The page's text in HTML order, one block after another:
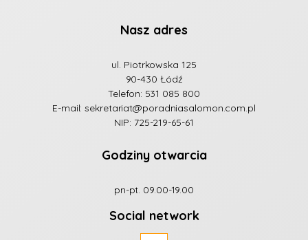
Nasz adres
ul. Piotrkowska 125
90-430 Łódź
Telefon: 531 085 800
E-mail:sekretariat@poradniasalomon.com.pl
NIP: 725-219-65-61
Godziny otwarcia
pn-pt. 09.00-19.00
Social network